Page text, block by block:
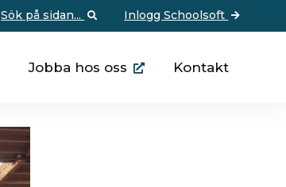
Sök på sidan... Inlogg Schoolsoft
Jobba hos oss Kontakt